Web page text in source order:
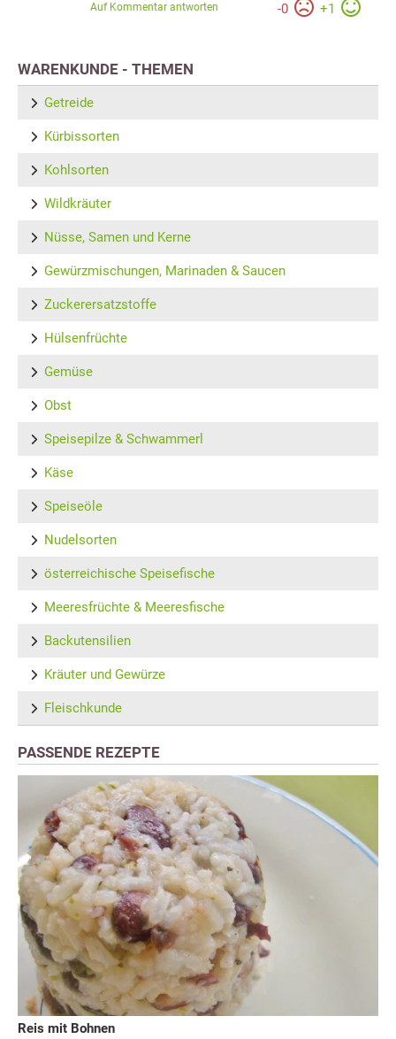
-0 +1
Auf Kommentar antworten
WARENKUNDE - THEMEN
Getreide
Kürbissorten
Kohlsorten
Wildkräuter
Nüsse, Samen und Kerne
Gewürzmischungen, Marinaden & Saucen
Zuckerersatzstoffe
Hülsenfrüchte
Gemüse
Obst
Speisepilze & Schwammerl
Käse
Speiseöle
Nudelsorten
österreichische Speisefische
Meeresfrüchte & Meeresfische
Backutensilien
Kräuter und Gewürze
Fleischkunde
PASSENDE REZEPTE
Reis mit Bohnen